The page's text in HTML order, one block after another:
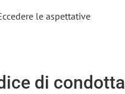
le aspettative
di condotta